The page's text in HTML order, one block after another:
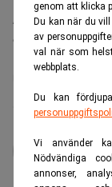
genom att klicka
Du kan när du
av
val när som
webbplats.
Du kan
Vi använder
Nödvändiga
annonser,
Läs mer från
är kostnadsfritt: